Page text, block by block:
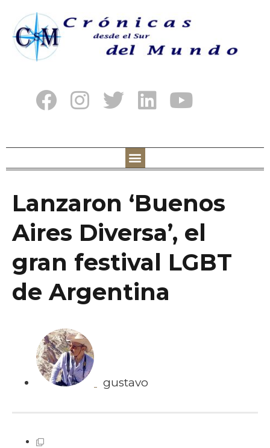
Lanzaron ‘Buenos
Aires Diversa’, el
gran festival LGBT
de Argentina
gustavo